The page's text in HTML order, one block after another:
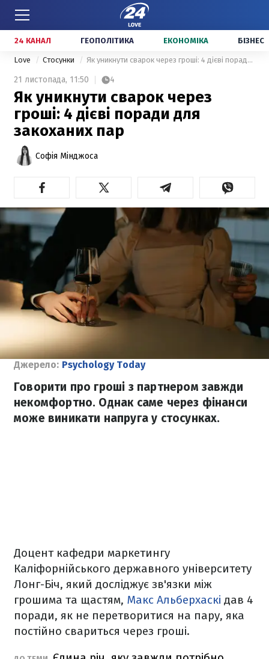
24 КАНАЛ ГЕОПОЛІТИКА ЕКОНОМІКА БІЗНЕС
Love Стосунки Як уникнути сварок через гроші: 4 дієві поради для закоханих пар
21 листопада, 11:50 4
Як уникнути сварок через
гроші: 4 дієві поради для
закоханих пар
Софія Мінджоса
Джерело: Psychology Today
Говорити про гроші з партнером завжди
некомфортно. Однак саме через фінанси
може виникати напруга у стосунках.
Доцент кафедри маркетингу
Каліфорнійського державного університету
Лонг-Біч, який досліджує зв'язки між
грошима та щастям, Макс Альберхаскі дав 4
поради, як не перетворитися на пару, яка
постійно свариться через гроші.